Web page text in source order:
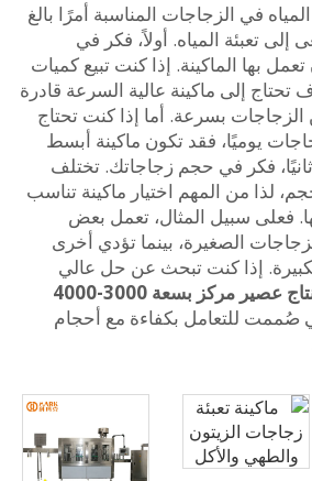
في الزجاجات المناسبة أمرًا بالغ
المياه. أولاً، فكر في
الماكينة. إذا كنت تبيع كميات
ماكينة عالية السرعة قادرة
بسرعة. أما إذا كنت تحتاج
فقد تكون ماكينة أبسط
فكر في حجم زجاجاتك. تختلف
من المهم اختيار ماكينة تناسب
سبيل المثال، تعمل بعض
الصغيرة، بينما تؤدي أخرى
إذا كنت تبحث عن حل عالي
خط إنتاج عصير مركز بسعة 3000-4000
للتعامل بكفاءة مع أحجام